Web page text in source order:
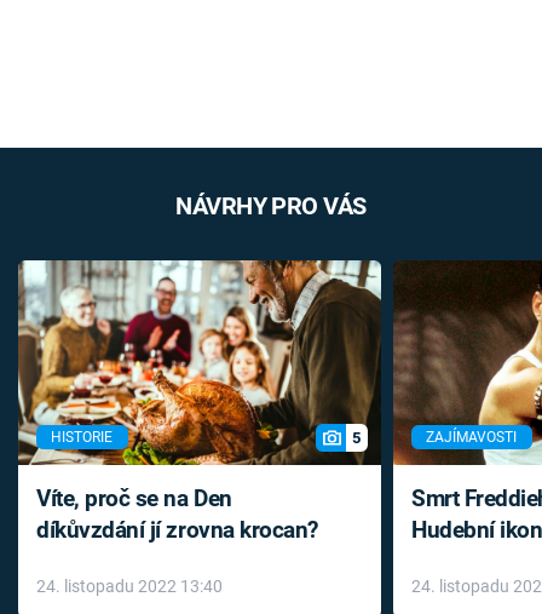
NÁVRHY PRO VÁS
HISTORIE 5
Víte, proč se na Den
díkůvzdání jí zrovna krocan?
24. listopadu 2022 13:40
ZAJÍMAVOSTI
Smrt
Hudební
léky
24. listopadu